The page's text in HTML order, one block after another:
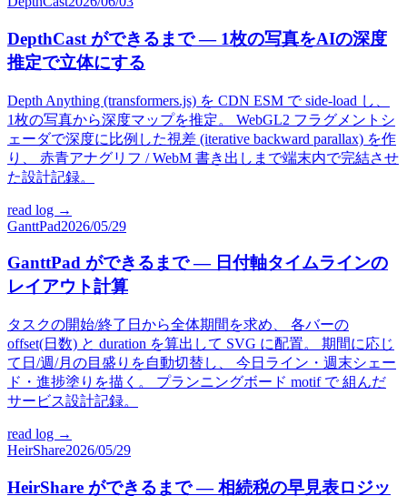
DepthCast ができるまで — 1枚の写真をAIの深度
推定で立体にする
Depth Anything (transformers.js) を CDN ESM で side-load し、
1枚の写真から深度マップを推定。 WebGL2 フラグメントシ
ェーダで深度に比例した視差 (iterative backward parallax) を作
り、 赤青アナグリフ / WebM 書き出しまで端末内で完結させ
た設計記録。
read log →
GanttPad2026/05/29
GanttPad ができるまで — 日付軸タイムラインの
レイアウト計算
タスクの開始/終了日から全体期間を求め、 各バーの
offset(日数) と duration を算出して SVG に配置。 期間に応じ
て日/週/月の目盛りを自動切替し、 今日ライン・週末シェー
ド・進捗塗りを描く。 プランニングボード motif で 組んだ
サービス設計記録。
read log →
HeirShare2026/05/29
HeirShare ができるまで — 相続税の早見表ロジッ